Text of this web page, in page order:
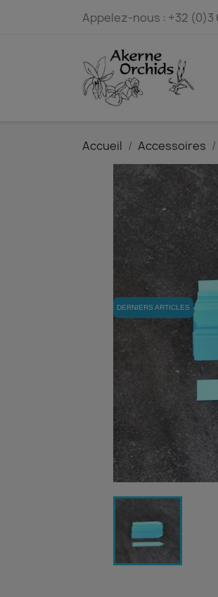
Appelez-nous : +32 (0)3
Accueil Accessoires
DERNIERS ARTICLES